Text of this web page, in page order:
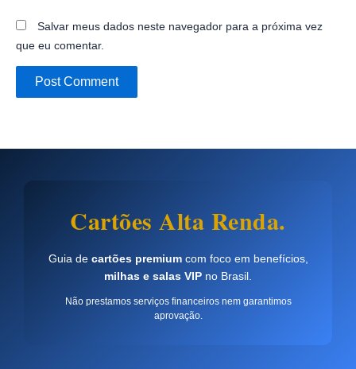
Salvar meus dados neste navegador para a próxima vez
que eu comentar.
Cartões Alta Renda.
Guia de cartões premiumcom foco em benefícios,
milhas e salas VIP no Brasil.
Não prestamos serviços financeiros nem garantimos
aprovação.